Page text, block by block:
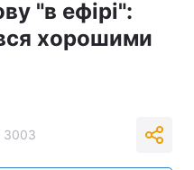
"в ефірі":
хорошими
3003